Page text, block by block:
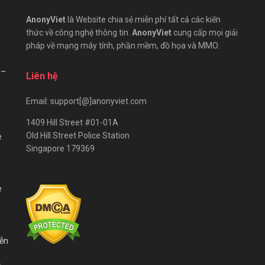
AnonyVietlà Website chia sẻ miễn phí tất cả các kiến
thức về công nghệ thông tin. AnonyViet cung cấp mọi giải
pháp về mạng máy tính, phần mềm, đồ họa và MMO.
Liên hệ
Email: support[@]anonyviet.com
1409 Hill Street #01-01A
Old Hill Street Police Station
Singapore 179369